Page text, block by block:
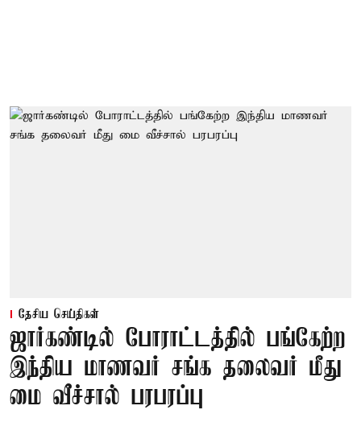
தேசிய செய்திகள்
ஜார்கண்டில் போராட்டத்தில் பங்கேற்ற
இந்திய மாணவர் சங்க தலைவர் மீது
மை வீச்சால் பரபரப்பு